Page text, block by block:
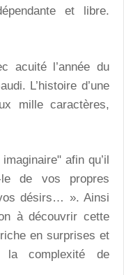
et libre.
acuité l’année du
L’histoire d’une
mille caractères,
afin qu’il
le de vos propres
désirs… ». Ainsi
à découvrir cette
en surprises et
complexité de